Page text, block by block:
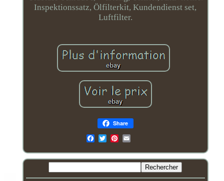
Inspektionssatz, Ölfilterkit, Kundendienst set,
Luftfilter.
Share
Email